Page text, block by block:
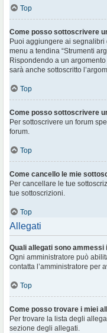
Top
Come posso sottoscrivere
Puoi aggiungere ai
menu a tendina “Strumenti
Rispondendo a un
sarà anche sottoscritto
Top
Come posso sottoscrivere
Per sottoscrivere un forum
forum.
Top
Come cancello le mie
Per cancellare le tue
tue sottoscrizioni.
Top
Allegati
Quali allegati sono ammessi
Ogni amministratore può
contatta l’amministratore per
Top
Come posso trovare i miei
Per trovare la lista degli
sezione degli allegati.